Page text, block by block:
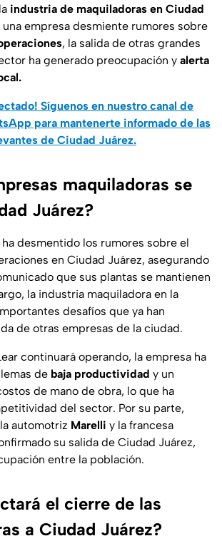
industria de maquiladoras en Ciudad
una empresa desmiente rumores sobre
, la salida de otras grandes
ha generado preocupación y alerta
Síguenos en nuestro canal de
para mantenerte informado de las
de Ciudad Juárez.
maquiladoras se
Juárez?
ha desmentido los rumores sobre el
en Ciudad Juárez, asegurando
que sus plantas se mantienen
la industria maquiladora en la
desafíos que ya han
de otras empresas de la ciudad.
continuará operando, la empresa ha
de baja productividad y un
de mano de obra, lo que ha
del sector. Por su parte,
automotriz Marelli y la francesa
su salida de Ciudad Juárez,
entre la población.
el cierre de las
a Ciudad Juárez?